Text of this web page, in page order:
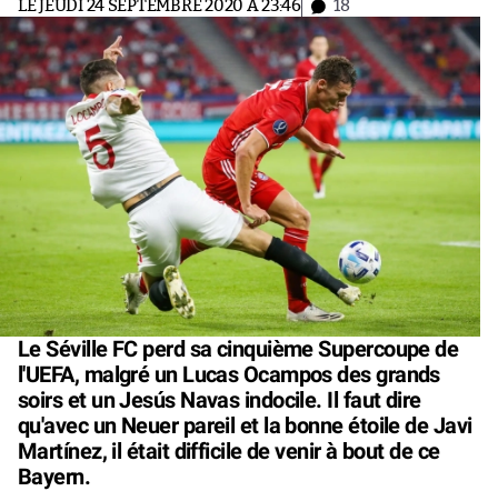
LE JEUDI 24 SEPTEMBRE 2020 À 23:46 18
Le Séville FC perd sa cinquième Supercoupe de
l'UEFA, malgré un Lucas Ocampos des grands
soirs et un Jesús Navas indocile. Il faut dire
qu'avec un Neuer pareil et la bonne étoile de Javi
Martínez, il était difficile de venir à bout de ce
Bayern.